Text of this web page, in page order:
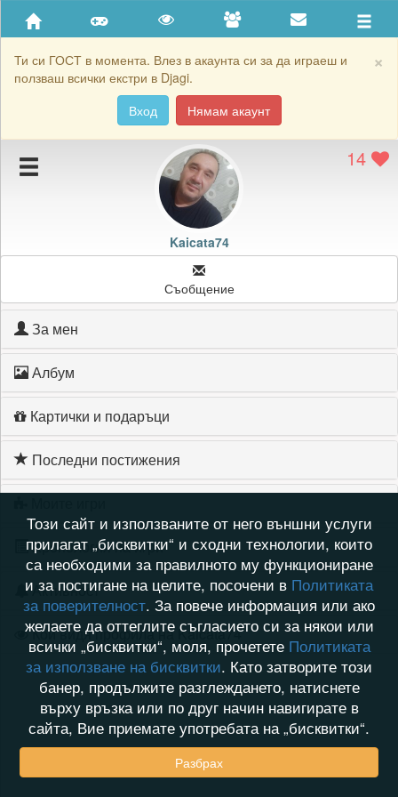
×
Ти си ГОСТ в момента. Влез в акаунта си за да играеш и
ползваш всички екстри в Djagi.
Вход
Нямам акаунт
Приятели
Хронология на игри
Подаръците на Kaicata74
Картичките на Kaicata74
14
Kaicata74
Съобщение
За мен
Албум
Картички и подаръци
Последни постижения
Хронология на игри
Активност
Кой видя профила на Kaicata74
Този сайт и използваните от него външни услуги
прилагат „бисквитки“ и сходни технологии, които
са необходими за правилното му функциониране
и за постигане на целите, посочени в Политиката
за поверителност. За повече информация или ако
желаете да оттеглите съгласието си за някои или
всички „бисквитки“, моля, прочетете Политиката
за използване на бисквитки. Като затворите този
банер, продължите разглеждането, натиснете
върху връзка или по друг начин навигирате в
сайта, Вие приемате употребата на „бисквитки“.
Разбрах